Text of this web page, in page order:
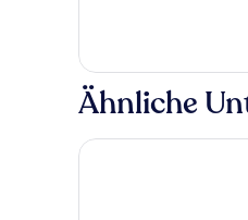
Einzelzimmer,
Gartenblick
Ähnliche
NOVINA HOTEL